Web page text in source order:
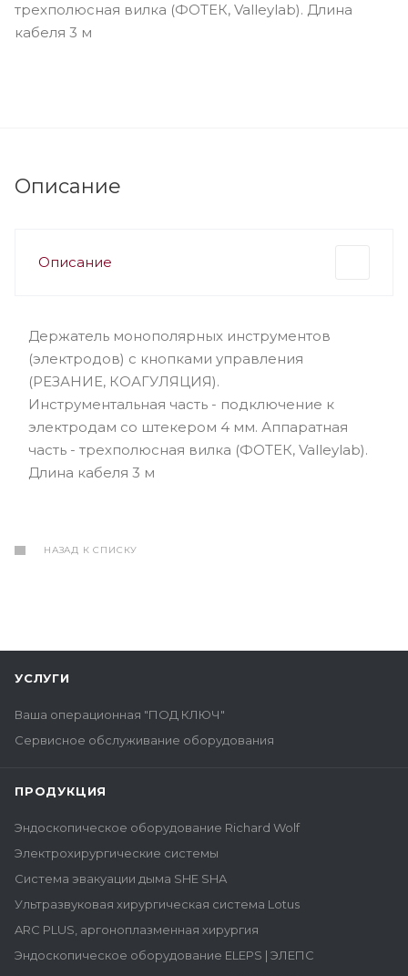
трехполюсная вилка (ФОТЕК, Valleylab). Длина
кабеля 3 м
Описание
Описание
Держатель монополярных инструментов
(электродов) с кнопками управления
(РЕЗАНИЕ, КОАГУЛЯЦИЯ).
Инструментальная часть - подключение к
электродам со штекером 4 мм. Аппаратная
часть - трехполюсная вилка (ФОТЕК, Valleylab).
Длина кабеля 3 м
НАЗАД К СПИСКУ
УСЛУГИ
Ваша операционная "ПОД КЛЮЧ"
Сервисное обслуживание оборудования
ПРОДУКЦИЯ
Эндоскопическое оборудование Richard Wolf
Электрохирургические системы
Система эвакуации дыма SHE SHA
Ультразвуковая хирургическая система Lotus
ARC PLUS, аргоноплазменная хирургия
Эндоскопическое оборудование ELEPS | ЭЛЕПС